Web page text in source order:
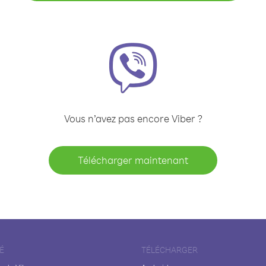
Vous n’avez pas encore Viber ?
Télécharger maintenant
TÉLÉCHARGER